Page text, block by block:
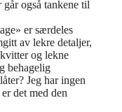
går også tankene til
er særdeles
av lekre detaljer,
og lekne
behagelig
Jeg har ingen
det med den